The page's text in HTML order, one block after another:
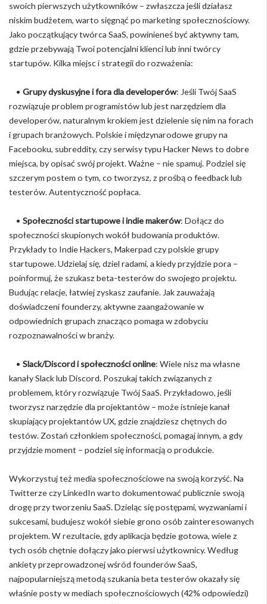
swoich pierwszych użytkowników – zwłaszcza jeśli działasz
niskim budżetem, warto sięgnąć po marketing społecznościowy.
Jako początkujący twórca SaaS, powinieneś być aktywny tam,
gdzie przebywają Twoi potencjalni klienci lub inni twórcy
startupów. Kilka miejsc i strategii do rozważenia:
• Grupy dyskusyjne i fora dla developerów: Jeśli Twój SaaS
rozwiązuje problem programistów lub jest narzędziem dla
developerów, naturalnym krokiem jest dzielenie się nim na forach
i grupach branżowych. Polskie i międzynarodowe grupy na
Facebooku, subreddity, czy serwisy typu Hacker News to dobre
miejsca, by opisać swój projekt. Ważne – nie spamuj. Podziel się
szczerym postem o tym, co tworzysz, z prośbą o feedback lub
testerów. Autentyczność popłaca.
• Społeczności startupowe i indie makerów: Dołącz do
społeczności skupionych wokół budowania produktów.
Przykłady to Indie Hackers, Makerpad czy polskie grupy
startupowe. Udzielaj się, dziel radami, a kiedy przyjdzie pora –
poinformuj, że szukasz beta-testerów do swojego projektu.
Budując relacje, łatwiej zyskasz zaufanie. Jak zauważają
doświadczeni founderzy, aktywne zaangażowanie w
odpowiednich grupach znacząco pomaga w zdobyciu
rozpoznawalności w branży.
• Slack/Discord i społeczności online: Wiele nisz ma własne
kanały Slack lub Discord. Poszukaj takich związanych z
problemem, który rozwiązuje Twój SaaS. Przykładowo, jeśli
tworzysz narzędzie dla projektantów – może istnieje kanał
skupiający projektantów UX, gdzie znajdziesz chętnych do
testów. Zostań członkiem społeczności, pomagaj innym, a gdy
przyjdzie moment – podziel się informacją o produkcie.
Wykorzystuj też media społecznościowe na swoją korzyść. Na
Twitterze czy LinkedIn warto dokumentować publicznie swoją
drogę przy tworzeniu SaaS. Dzieląc się postępami, wyzwaniami i
sukcesami, budujesz wokół siebie grono osób zainteresowanych
projektem. W rezultacie, gdy aplikacja będzie gotowa, wiele z
tych osób chętnie dołączy jako pierwsi użytkownicy. Według
ankiety przeprowadzonej wśród founderów SaaS,
najpopularniejszą metodą szukania beta testerów okazały się
właśnie posty w mediach społecznościowych (42% odpowiedzi)